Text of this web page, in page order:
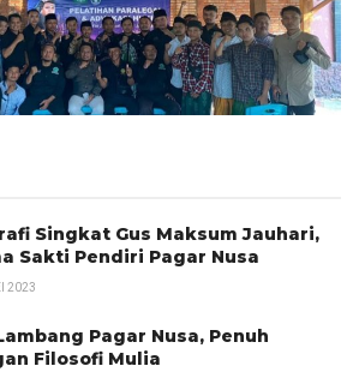
Singkat Gus Maksum Jauhari,
Sakti Pendiri Pagar Nusa
2023
Pagar Nusa, Penuh
Filosofi Mulia